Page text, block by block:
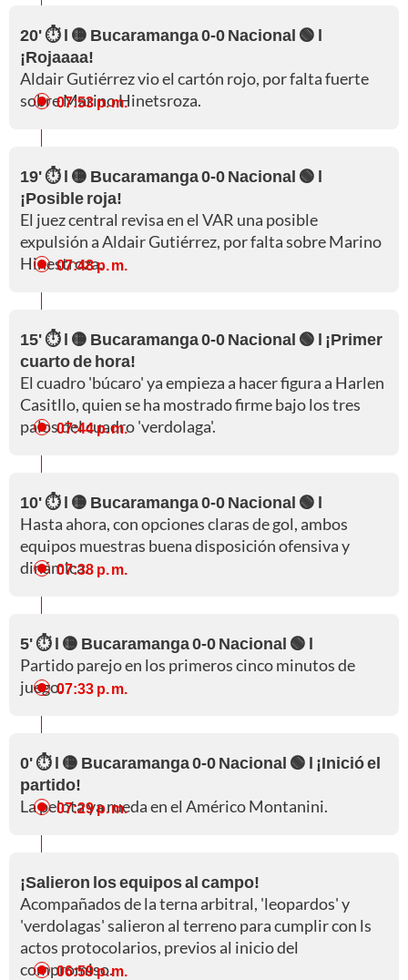
20' ⏱️ l 🟡 Bucaramanga 0-0 Nacional 🟢 l
¡Rojaaaa!
Aldair Gutiérrez vio el cartón rojo, por falta fuerte
sobre Marino Hinetsroza.
07:53 p. m.
19' ⏱️ l 🟡 Bucaramanga 0-0 Nacional 🟢 l
¡Posible roja!
El juez central revisa en el VAR una posible
expulsión a Aldair Gutiérrez, por falta sobre Marino
Hinestroza.
07:48 p. m.
15' ⏱️ l 🟡 Bucaramanga 0-0 Nacional 🟢 l ¡Primer
cuarto de hora!
El cuadro 'búcaro' ya empieza a hacer figura a Harlen
Casitllo, quien se ha mostrado firme bajo los tres
palos del cuadro 'verdolaga'.
07:44 p. m.
10' ⏱️ l 🟡 Bucaramanga 0-0 Nacional 🟢 l
Hasta ahora, con opciones claras de gol, ambos
equipos muestras buena disposición ofensiva y
dinámica.07:38 p. m.
5' ⏱️ l 🟡 Bucaramanga 0-0 Nacional 🟢 l
Partido parejo en los primeros cinco minutos de
juego.07:33 p. m.
0' ⏱️ l 🟡 Bucaramanga 0-0 Nacional 🟢 l ¡Inició el
partido!
La pelota ya rueda en el Américo Montanini.
07:29 p. m.
¡Salieron los equipos al campo!
Acompañados de la terna arbitral, 'leopardos' y
'verdolagas' salieron al terreno para cumplir con ls
actos protocolarios, previos al inicio del
compromiso.
06:59 p. m.